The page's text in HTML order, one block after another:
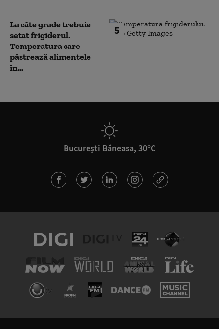
5
La câte grade trebuie
setat frigiderul.
Temperatura care
păstrează alimentele
în...
București Băneasa, 30°C